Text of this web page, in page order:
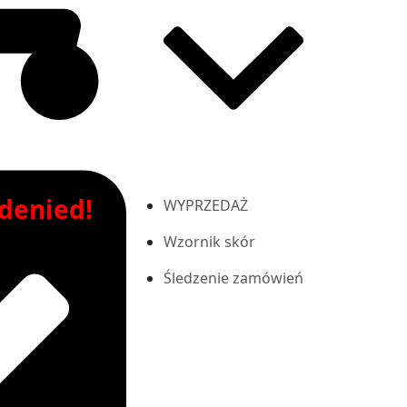
WYPRZEDAŻ
Wzornik skór
Śledzenie zamówień